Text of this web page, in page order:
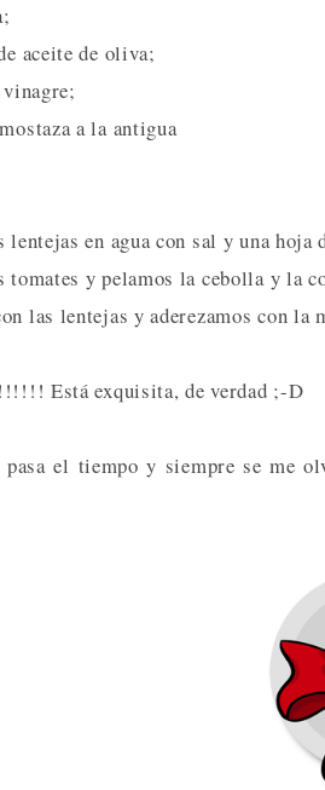
aceite de oliva;
a la antigua
lentejas en agua con sal y una
tomates y pelamos la cebolla y la
las lentejas y aderezamos con la
Está exquisita, de verdad ;-D
el tiempo y siempre se me